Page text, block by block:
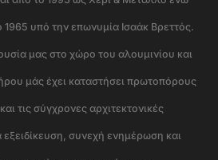
1965 υπό την επωνυμία Ισαάκ Βρεττός.
μας στο χώρο του αλουμινίου και
μάς έχει καταστήσει πρωτοπόρους
τις σύγχρονες αρχιτεκτονικές
εξειδίκευση, συνεχή ενημέρωση και